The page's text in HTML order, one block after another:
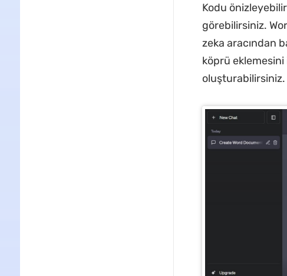
Kodu
görebilirsiniz.
zeka aracından
köprü eklemesini
oluşturabilirsiniz.